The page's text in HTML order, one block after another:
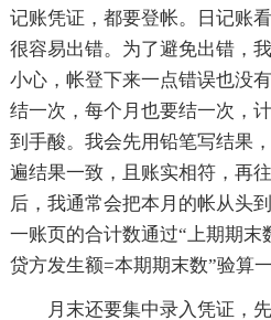
记账凭证，都要登帐。日记账
很容易出错。为了避免出错，
小心，帐登下来一点错误也没
结一次，每个月也要结一次，
到手酸。我会先用铅笔写结果
遍结果一致，且账实相符，再
后，我通常会把本月的帐从头
一账页的合计数通过“上期期
贷方发生额=本期期末数”验算
月末还要集中录入凭证，